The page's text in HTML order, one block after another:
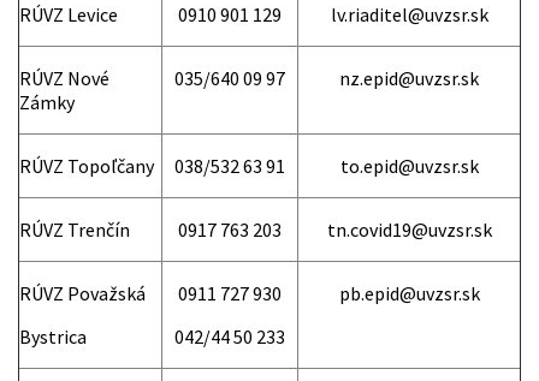
RÚVZ Levice 0910 901 129 lv.riaditel@uvzsr.sk
RÚVZ Nové
Zámky
035/640 09 97 nz.epid@uvzsr.sk
RÚVZ Topoľčany 038/532 63 91 to.epid@uvzsr.sk
RÚVZ Trenčín 0917 763 203 tn.covid19@uvzsr.sk
RÚVZ Považská
Bystrica
0911 727 930
042/44 50 233
pb.epid@uvzsr.sk